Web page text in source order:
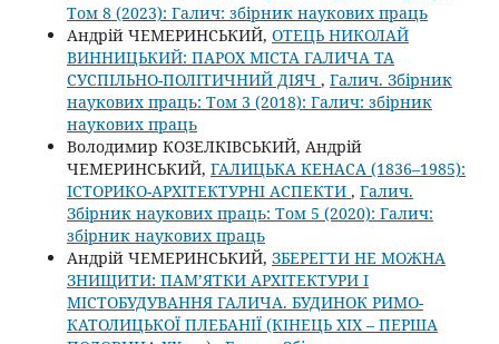
Том 8 (2023): Галич: збірник наукових праць
Андрій ЧЕМЕРИНСЬКИЙ, ОТЕЦЬ НИКОЛАЙ
ВИННИЦЬКИЙ: ПАРОХ МІСТА ГАЛИЧА ТА
СУСПІЛЬНО-ПОЛІТИЧНИЙ ДІЯЧ , Галич. Збірник
наукових праць: Том 3 (2018): Галич: збірник
наукових праць
Володимир КОЗЕЛКІВСЬКИЙ, Андрій
ЧЕМЕРИНСЬКИЙ, ГАЛИЦЬКА КЕНАСА (1836–1985):
ІСТОРИКО-АРХІТЕКТУРНІ АСПЕКТИ , Галич.
Збірник наукових праць: Том 5 (2020): Галич:
збірник наукових праць
Андрій ЧЕМЕРИНСЬКИЙ, ЗБЕРЕГТИ НЕ МОЖНА
ЗНИЩИТИ: ПАМ’ЯТКИ АРХІТЕКТУРИ І
МІСТОБУДУВАННЯ ГАЛИЧА. БУДИНОК РИМО-
КАТОЛИЦЬКОЇ ПЛЕБАНІЇ (КІНЕЦЬ XIX – ПЕРША